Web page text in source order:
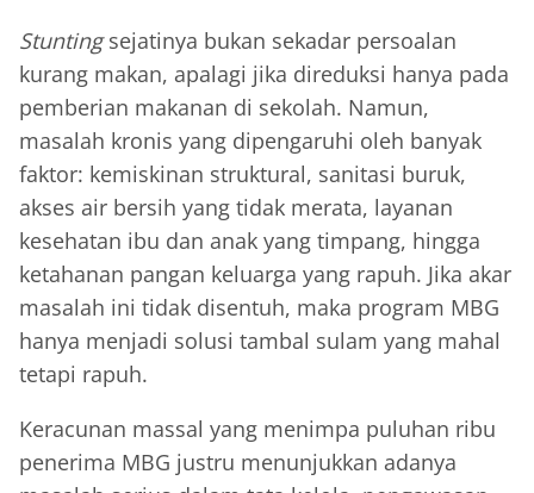
Stuntingsejatinya bukan sekadar persoalan
kurang makan, apalagi jika direduksi hanya pada
pemberian makanan di sekolah. Namun,
masalah kronis yang dipengaruhi oleh banyak
faktor: kemiskinan struktural, sanitasi buruk,
akses air bersih yang tidak merata, layanan
kesehatan ibu dan anak yang timpang, hingga
ketahanan pangan keluarga yang rapuh. Jika akar
masalah ini tidak disentuh, maka program MBG
hanya menjadi solusi tambal sulam yang mahal
tetapi rapuh.
Keracunan massal yang menimpa puluhan ribu
penerima MBG justru menunjukkan adanya